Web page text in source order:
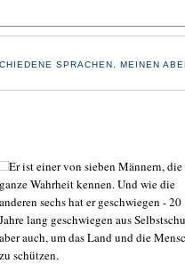
SPRACHEN. MEINEN
Er ist einer von sieben Männern,
ganze Wahrheit kennen. Und wie die
anderen sechs hat er geschwiegen - 20
Jahre lang geschwiegen aus
aber auch, um das Land und die
zu schützen.